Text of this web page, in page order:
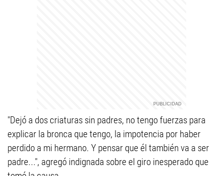
"Dejó a dos criaturas sin padres, no tengo fuerzas para
explicar la bronca que tengo, la impotencia por haber
perdido a mi hermano. Y pensar que él también va a ser
padre...", agregó indignada sobre el giro inesperado que